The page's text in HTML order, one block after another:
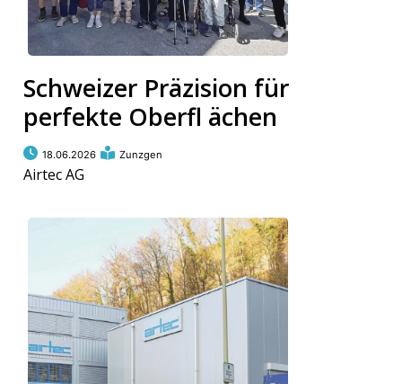
Schweizer Präzision für
perfekte Oberfl ächen
18.06.2026 Zunzgen
Airtec AG